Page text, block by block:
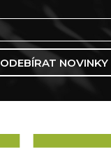
ODEBÍRAT NOVINKY